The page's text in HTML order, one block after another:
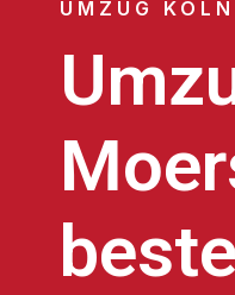
UMZUG